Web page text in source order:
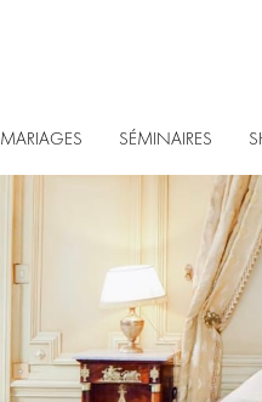
MARIAGES SÉMINAIRES